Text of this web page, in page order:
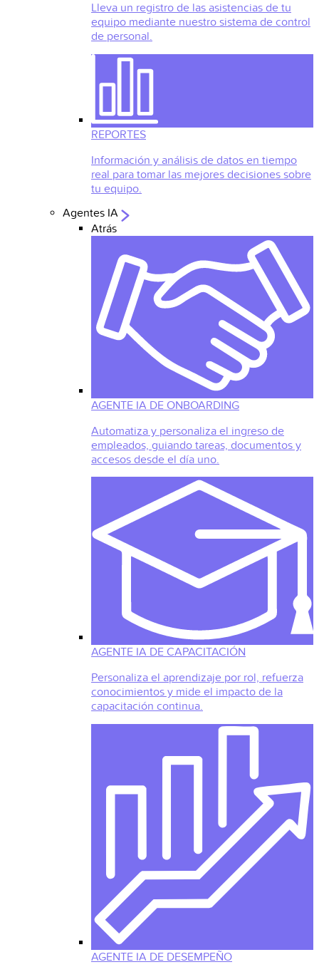
Lleva un registro de las asistencias de tu
equipo mediante nuestro sistema de control
de personal.
REPORTES
Información y análisis de datos en tiempo
real para tomar las mejores decisiones sobre
tu equipo.
Agentes IA
Atrás
AGENTE IA DE ONBOARDING
Automatiza y personaliza el ingreso de
empleados, guiando tareas, documentos y
accesos desde el día uno.
AGENTE IA DE CAPACITACIÓN
Personaliza el aprendizaje por rol, refuerza
conocimientos y mide el impacto de la
capacitación continua.
AGENTE IA DE DESEMPEÑO